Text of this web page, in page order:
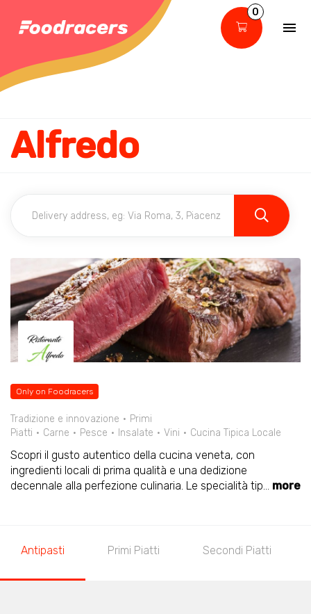
0
Alfredo
Only on Foodracers
Tradizione e innovazione
Primi
Piatti
Carne Pesce Insalate Vini Cucina Tipica Locale
Scopri il gusto autentico della cucina veneta, con
ingredienti locali di prima qualità e una dedizione
decennale alla perfezione culinaria. Le specialità tip... more
Antipasti Primi Piatti Secondi Piatti